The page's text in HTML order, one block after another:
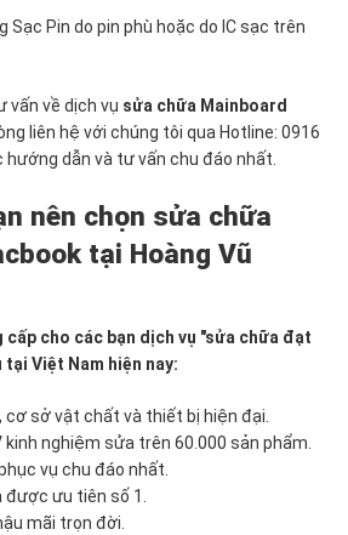
Sạc Pin do pin phù hoặc do IC sạc trên
vấn về dịch vụ sửa chữa Mainboard
liên hệ với chúng tôi qua Hotline: 0916
hướng dẫn và tư vấn chu đáo nhất.
nên chọn sửa chữa
tại Hoàng Vũ
cấp cho các bạn dịch vụ "sửa chữa đạt
tại Việt Nam hiện nay:
cơ sở vật chất và thiết bị hiện đại.
kinh nghiệm sửa trên 60.000 sản phẩm.
vụ chu đáo nhất.
được ưu tiên số 1.
mãi trọn đời.